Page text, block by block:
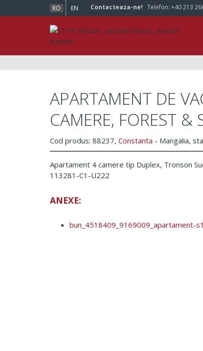
RO EN Contacteaza-ne! Telefon: +40 213
APARTAMENT DE
CAMERE, FOREST &
Cod produs: 88237, Constanta - Mangalia,
Apartament 4 camere tip Duplex, Tronson
113281-C1-U222
ANEXE:
bun_4518409_9169009_apartament-